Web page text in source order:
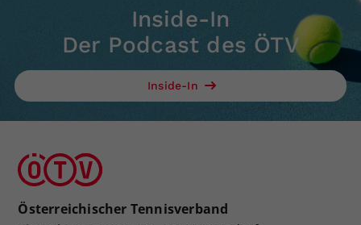
Inside-In
Der Podcast des ÖTV
Inside-In
Österreichischer Tennisverband